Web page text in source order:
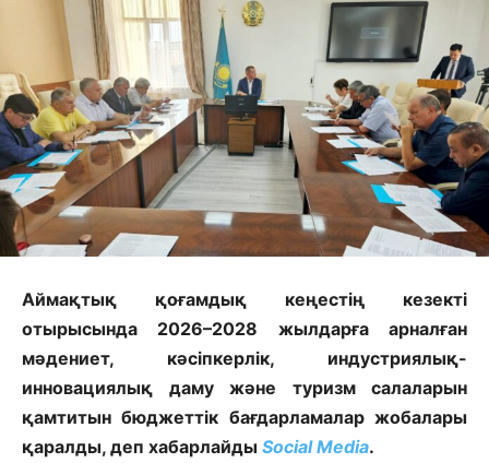
Аймақтық қоғамдық кеңестің кезекті
отырысында 2026–2028 жылдарға арналған
мәдениет, кәсіпкерлік, индустриялық-
инновациялық даму және туризм салаларын
қамтитын бюджеттік бағдарламалар жобалары
қаралды, деп хабарлайды Social Media.